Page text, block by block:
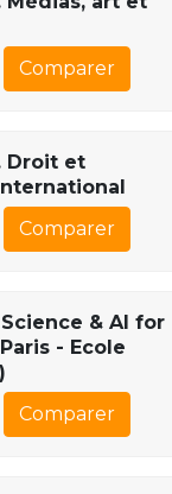
Comparer
Droit et
Comparer
& AI for
- Ecole
Comparer